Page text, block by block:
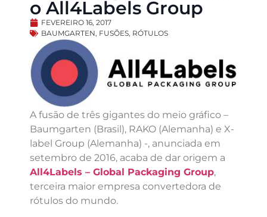
o All4Labels Group
FEVEREIRO 16, 2017
BAUMGARTEN, FUSÕES, RÓTULOS
A fusão de três gigantes do meio gráfico –
Baumgarten (Brasil), RAKO (Alemanha) e X-
label Group (Alemanha) -, anunciada em
setembro de 2016, acaba de dar origem a
All4Labels – Global Packaging Group,
terceira maior empresa convertedora de
rótulos do mundo.